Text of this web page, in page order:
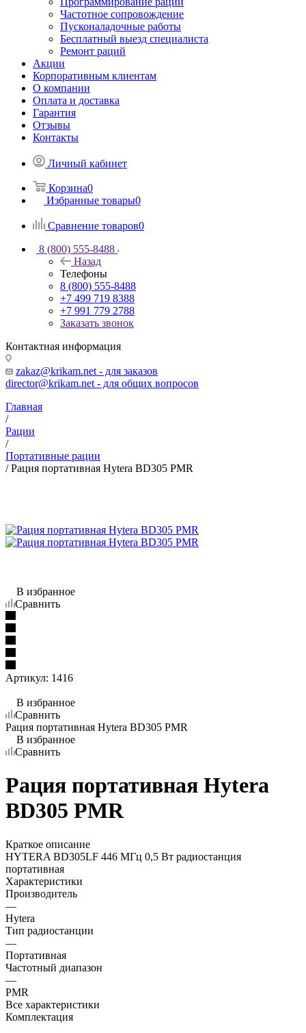
Частотное сопровождение
Пусконаладочные работы
Бесплатный выезд специалиста
Ремонт раций
Акции
Корпоративным клиентам
О компании
Оплата и доставка
Гарантия
Отзывы
Контакты
Личный кабинет
Корзина0
Избранные товары0
Сравнение товаров0
8 (800) 555-8488
Назад
Телефоны
8 (800) 555-8488
+7 499 719 8388
+7 991 779 2788
Заказать звонок
Контактная информация
zakaz@krikam.net - для заказов
director@krikam.net - для общих вопросов
Главная
/
Рации
/
Портативные рации
/Рация портативная Hytera BD305 PMR
В избранное
Сравнить
Артикул: 1416
В избранное
Сравнить
Рация портативная Hytera BD305 PMR
В избранное
Сравнить
Рация портативная Hytera
BD305 PMR
Краткое описание
HYTERA BD305LF 446 МГц 0,5 Вт радиостанция
портативная
Характеристики
Производитель
—
Hytera
Тип радиостанции
—
Портативная
Частотный диапазон
—
PMR
Все характеристики
Комплектация